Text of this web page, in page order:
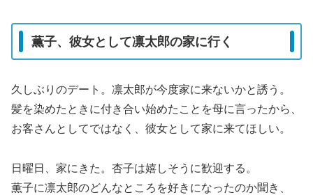
薫子、彼女として凛太郎の家に行く
久しぶりのデート。凛太郎が今度家に来ないかと誘う。
髪を染めたときに付き合い始めたことを母に言ったから、
お客さんとしてではなく、彼女として家に来てほしい。
日曜日、家にきた。杏子は嬉しそうに歓迎する。
薫子に凛太郎のどんなところを好きになったのか聞き、